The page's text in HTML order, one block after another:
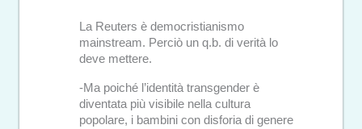
La Reuters è democristianismo
mainstream. Perciò un q.b. di verità lo
deve mettere.
-Ma poiché l’identità transgender è
diventata più visibile nella cultura
popolare, i bambini con disforia di genere